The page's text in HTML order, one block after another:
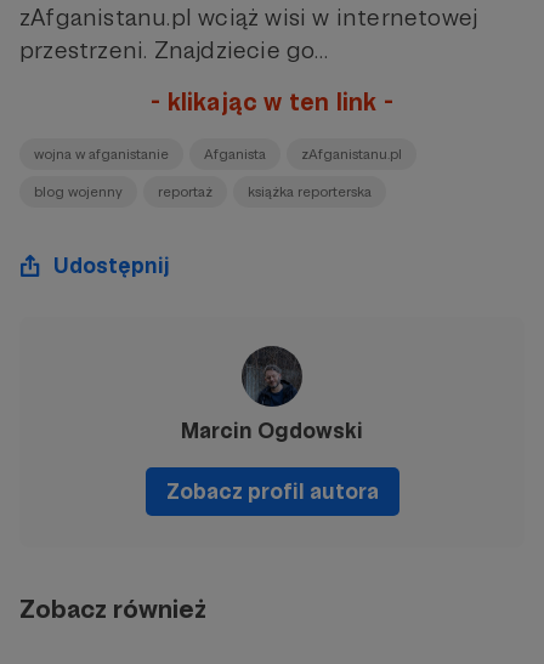
zAfganistanu.pl wciąż wisi w internetowej
przestrzeni. Znajdziecie go…
- klikając w ten link -
wojna w afganistanie Afganista zAfganistanu.pl
blog wojenny reportaż książka reporterska
Udostępnij
Marcin Ogdowski
Zobacz profil autora
Zobacz również